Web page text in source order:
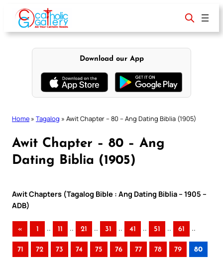
content
Download our App
Home » Tagalog » Awit Chapter – 80 – Ang Dating Biblia (1905)
Awit Chapter – 80 – Ang
Dating Biblia (1905)
Awit Chapters (Tagalog Bible : Ang Dating Biblia – 1905 –
ADB)
« 1 .. 11 .. 21 .. 31 .. 41 .. 51 .. 61 ..
71 72 73 74 75 76 77 78 79 80